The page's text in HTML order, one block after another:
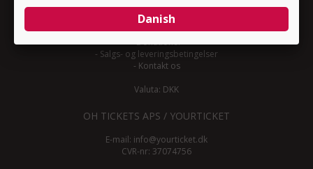
-Om YourTicket
Bliv arrangør
-Arrangør login
-Donationer
- Salgs- og leveringsbetingelser
- Kontakt os
Valuta: DKK
OH TICKETS APS / YOURTICKET
E-mail: info@yourticket.dk
CVR-nr: 37074756